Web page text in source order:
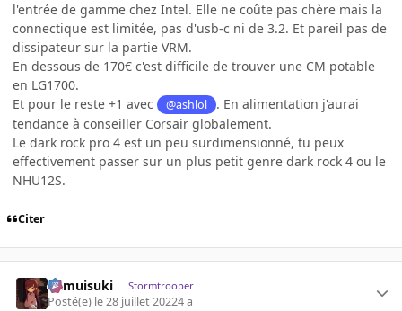
l'entrée de gamme chez Intel. Elle ne coûte pas chère mais la
connectique est limitée, pas d'usb-c ni de 3.2. Et pareil pas de
dissipateur sur la partie VRM.
En dessous de 170€ c'est difficile de trouver une CM potable
en LG1700.
Et pour le reste +1 avec
@ashlol
. En alimentation j'aurai
tendance à conseiller Corsair globalement.
Le dark rock pro 4 est un peu surdimensionné, tu peux
effectivement passer sur un plus petit genre dark rock 4 ou le
NHU12S.
Citer
kamuisuki Stormtrooper
Posté(e) le 28 juillet 20224 a